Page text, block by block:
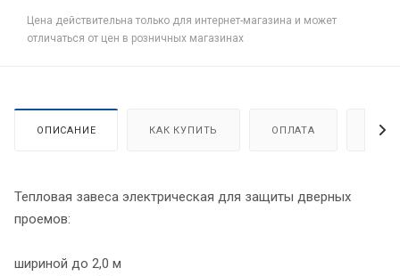
Цена действительна только для интернет-магазина и может
отличаться от цен в розничных магазинах
ОПИСАНИЕ КАК КУПИТЬ ОПЛАТА
Тепловая завеса электрическая для защиты дверных
проемов:
шириной до 2,0 м